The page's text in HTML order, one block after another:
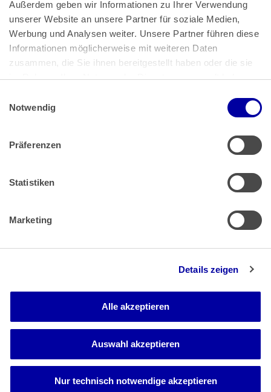
Außerdem geben wir Informationen zu Ihrer Verwendung
unserer Website an unsere Partner für soziale Medien,
Werbung und Analysen weiter. Unsere Partner führen diese
Informationen möglicherweise mit weiteren Daten
zusammen, die Sie ihnen bereitgestellt haben oder die sie
im Rahmen Ihrer Nutzung der Dienste gesammelt haben.
Impressum
Notwendig
Präferenzen
Statistiken
Marketing
Details zeigen
Alle akzeptieren
Auswahl akzeptieren
Nur technisch notwendige akzeptieren
Bundeskanzlerplatz 2
53113 Bonn
Pressemitteilungen|AGB
Impressum|Datenschutz
Muster Widerrufsformular (PDF)
Barrierefreiheit